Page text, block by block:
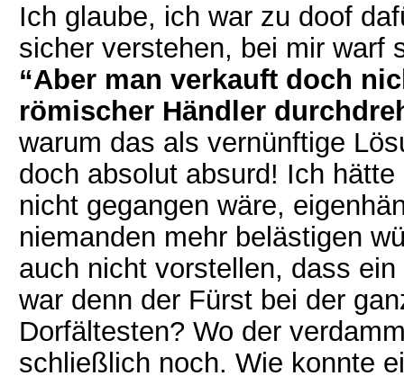
Ich glaube, ich war zu doof
sicher verstehen, bei mir warf
“Aber man verkauft doch
römischer Händler
warum das als vernünftige
doch absolut absurd! Ich
nicht gegangen wäre,
niemanden mehr belästigen
auch nicht vorstellen, dass
war denn der Fürst bei der
Dorfältesten? Wo der
schließlich noch. Wie konnte